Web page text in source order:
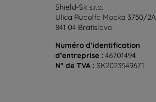
Shield-Sk s.r.o.
Ulica Rudolfa Mocka 3750/2A
841 04 Bratislava
Numéro d’identification
d’entreprise : 46701494
N° de TVA : SK2023549671